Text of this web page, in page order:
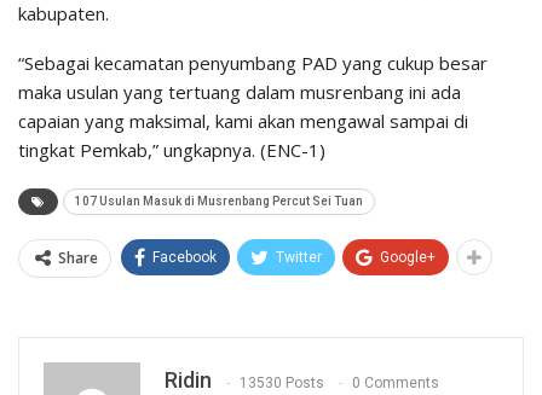
kabupaten.
“Sebagai kecamatan penyumbang PAD yang cukup besar
maka usulan yang tertuang dalam musrenbang ini ada
capaian yang maksimal, kami akan mengawal sampai di
tingkat Pemkab,” ungkapnya. (ENC-1)
107 Usulan Masuk di Musrenbang Percut Sei Tuan
Share Facebook Twitter Google+
Ridin 13530 Posts 0 Comments